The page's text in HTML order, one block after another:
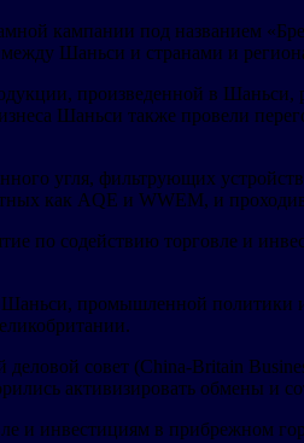
кампании под названием
между Шаньси и странами и
произведенной в
Шаньси также провели
угля, фильтрующих
как AQE и WWEM, и
по содействию торговле и
промышленной
совет (China-Britain
активизировать обмены и
и инвестициям в прибрежном